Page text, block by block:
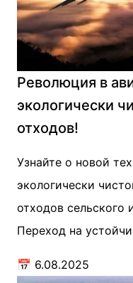
Революция в
экологически
отходов!
Узнайте о новой
экологически
отходов сельского
Переход на
📅 6.08.2025